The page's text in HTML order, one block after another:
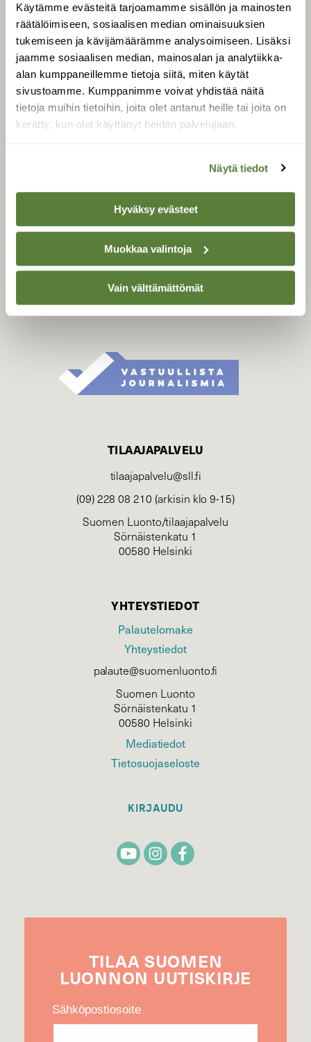
Käytämme evästeitä tarjoamamme sisällön ja mainosten
räätälöimiseen, sosiaalisen median ominaisuuksien
tukemiseen ja kävijämäärämme analysoimiseen. Lisäksi
jaamme sosiaalisen median, mainosalan ja analytiikka-
alan kumppaneillemme tietoja siitä, miten käytät
sivustoamme. Kumppanimme voivat yhdistää näitä
tietoja muihin tietoihin, joita olet antanut heille tai joita on
kerätty, kun olet käyttänyt heidän palvelujaan.
Näytä tiedot
Hyväksy evästeet
Muokkaa valintoja
Vain välttämättömät
LEHTI
Uusin lehti
Tilaa Suomen Luonto
Tilaa digilukuoikeus
Äänestä parasta juttua
Tilaa uutiskirje
SUOJELU­LIITTO
Suomen Luonto -lehden
kustantaja on
luonnonsuojelu­liitto.
TILAAJAPALVELU
tilaajapalvelu@sll.fi
(09) 228 08 210 (arkisin klo 9-15)
Suomen Luonto/tilaajapalvelu
Sörnäistenkatu 1
00580 Helsinki
YHTEYSTIEDOT
Palautelomake
Yhteystiedot
palaute@suomenluonto.fi
Suomen Luonto
Sörnäistenkatu 1
00580 Helsinki
Mediatiedot
Tietosuojaseloste
KIRJAUDU
TILAA SUOMEN
LUONNON UUTIS­KIRJE
Sähköpostiosoite